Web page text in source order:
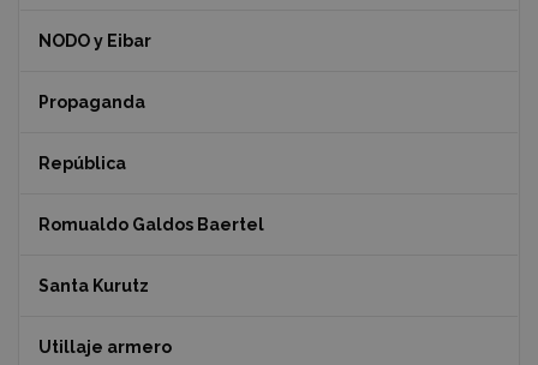
NODO y Eibar
Propaganda
República
Romualdo Galdos Baertel
Santa Kurutz
Utillaje armero